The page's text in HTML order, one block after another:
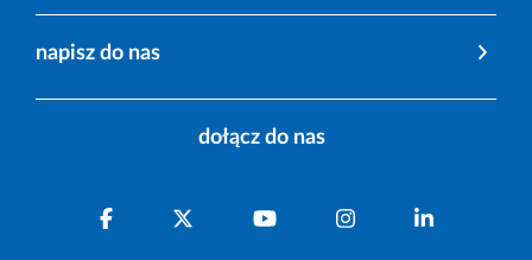
napisz do nas
dołącz do nas